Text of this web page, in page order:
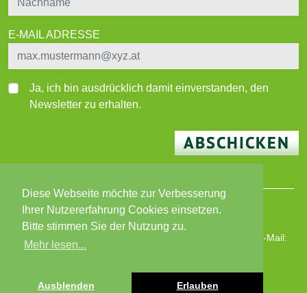
Diese Webseite möchte zur Verbesserung
Ihrer Nutzererfahrung Cookies einsetzen.
Bitte stimmen Sie der Nutzung zu.
Mehr lesen...
Ausblenden Erlauben
E-MAIL ADRESSE
Ja, ich bin ausdrücklich damit einverstanden, den
Newsletter zu erhalten.
ABSCHICKEN
© 2026 BEWO-Besser Wohnen-Immobilien GmbH
Wiener Straße 180, 8051 Graz | T: +43 316 82 02 87 | E-Mail:
Datenschutz